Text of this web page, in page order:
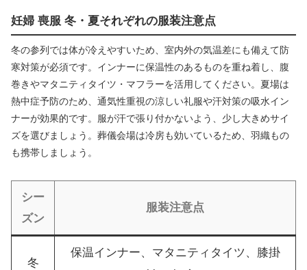
妊婦 喪服 冬・夏それぞれの服装注意点
冬の参列では体が冷えやすいため、室内外の気温差にも備えて防
寒対策が必須です。インナーに保温性のあるものを重ね着し、腹
巻きやマタニティタイツ・マフラーを活用してください。夏場は
熱中症予防のため、通気性重視の涼しい礼服や汗対策の吸水イン
ナーが効果的です。服が汗で張り付かないよう、少し大きめサイ
ズを選びましょう。葬儀会場は冷房も効いているため、羽織もの
も携帯しましょう。
シー
ズン
服装注意点
冬
保温インナー、マタニティタイツ、膝掛